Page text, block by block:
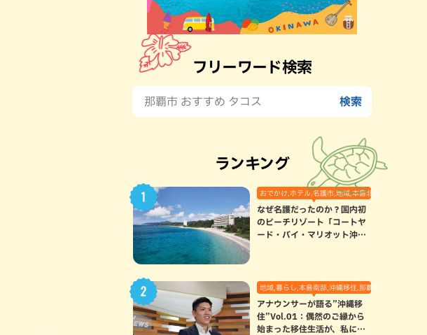
フリーワード検索
ランキング
おでかけ,ホテル,名護市,地域,本島北部
なぜ名護だったのか？国内初
のビーチリゾート「コートヤ
ード・バイ・マリオット沖縄
地域,暮らし,本島南部,沖縄移住,那覇市
アナウンサーが語る”沖縄移
住”Vol.01：偶然のご縁から
始まった移住生活が、私にと